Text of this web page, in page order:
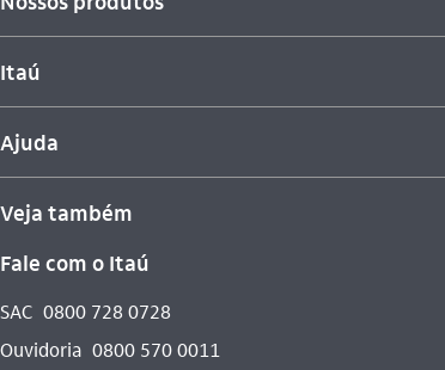
Itaú
Ajuda
Veja também
Fale com o Itaú
SAC 0800 728 0728
Ouvidoria 0800 570 0011